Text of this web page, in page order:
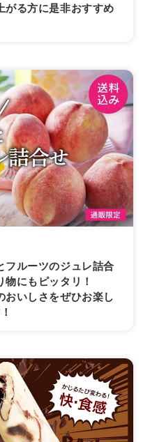
がる方に是非おすすめ
フルーツのジュレ詰合
にもピッタリ！
おいしさをぜひお楽し